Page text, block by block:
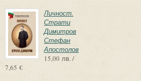
Личност.
Страти
Димитров
Стефан
Апостолов
15,00 лв. /
7,65 €